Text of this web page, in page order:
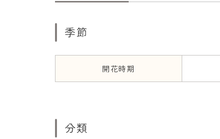
季節
開花時期
分類